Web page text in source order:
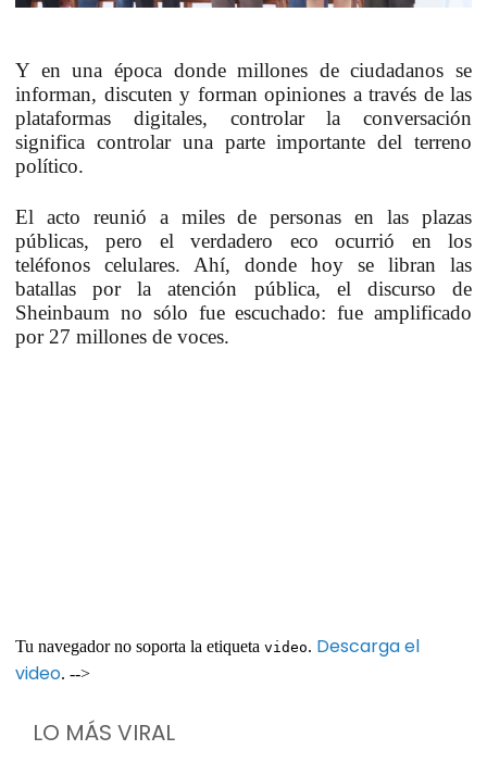
Y en una época donde millones de ciudadanos se
informan, discuten y forman opiniones a través de las
plataformas digitales, controlar la conversación
significa controlar una parte importante del terreno
político.
El acto reunió a miles de personas en las plazas
públicas, pero el verdadero eco ocurrió en los
teléfonos celulares. Ahí, donde hoy se libran las
batallas por la atención pública, el discurso de
Sheinbaum no sólo fue escuchado: fue amplificado
por 27 millones de voces.
Tu navegador no soporta la etiqueta video. Descarga el
video. -->
LO MÁS VIRAL